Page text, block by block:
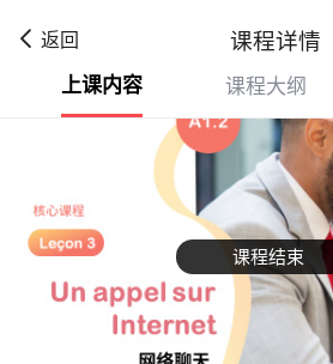
返回 课程详情
课程结束
上课内容 课程大纲